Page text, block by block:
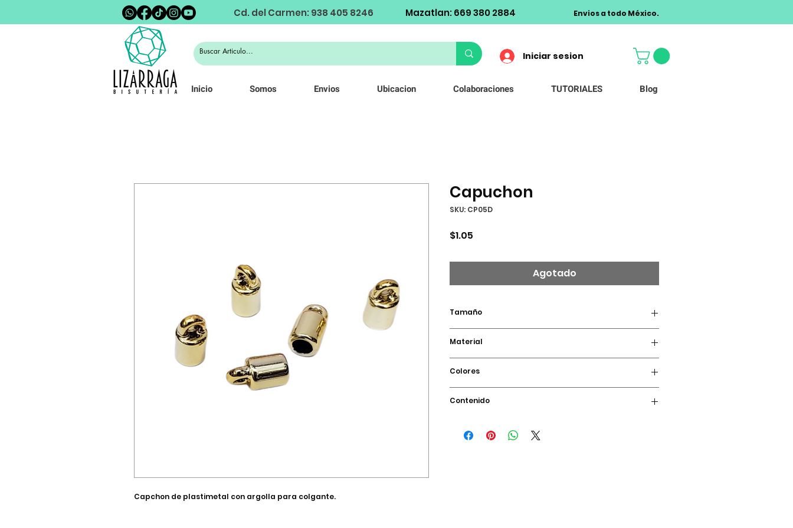
Cd. del Carmen: 938 405 8246 Mazatlan: 669 380 2884 Envios a todo México.
Iniciar sesion
Inicio Somos Envios Ubicacion Colaboraciones TUTORIALES Blog
Capchon de plastimetal con argolla para colgante.
Capuchon
SKU: CP05D
$1.05
Agotado
Tamaño
Material
Colores
Contenido